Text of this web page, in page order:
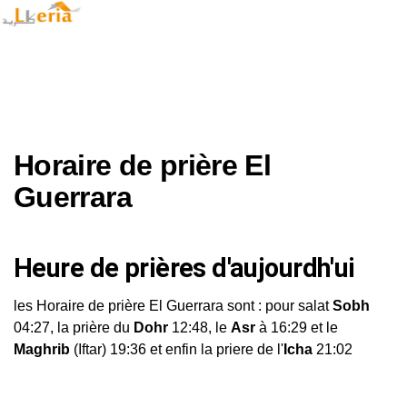
Horaire de prière El
Guerrara
Heure de prières d'aujourdh'ui
les Horaire de prière El Guerrara sont : pour salatSobh
04:27, la prière du Dohr 12:48, le Asr à 16:29 et le
Maghrib (Iftar) 19:36 et enfin la priere de l' Icha 21:02